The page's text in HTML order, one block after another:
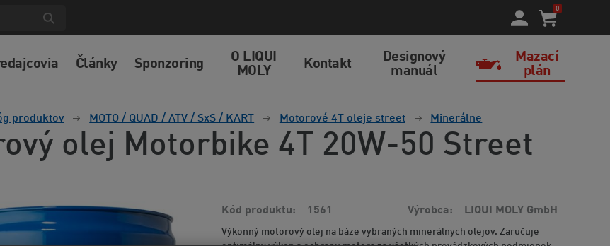
0
Články Sponzoring
O LIQUI
MOLY
Kontakt
Designový
manuál
Mazací
plán
produktov MOTO / QUAD / ATV / SxS / KART Motorové 4T oleje street Minerálne
olej Motorbike 4T 20W-50 Street
Kód produktu 1561 Výrobca LIQUI MOLY GmbH
Výkonný motorový olej na báze vybraných minerálnych olejov. Zaručuje